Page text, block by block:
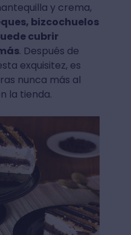
y crema,
bizcochuelos
cubrir
. Después de
exquisitez, es
nunca más al
la tienda.